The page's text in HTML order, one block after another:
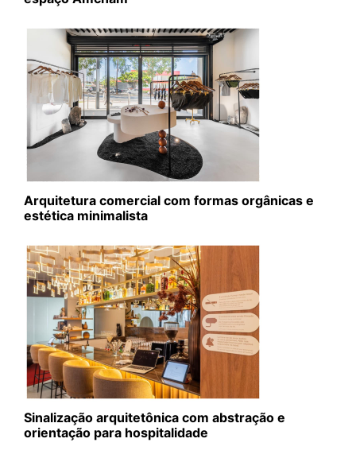
Arquitetura comercial com formas orgânicas e
estética minimalista
Sinalização arquitetônica com abstração e
orientação para hospitalidade